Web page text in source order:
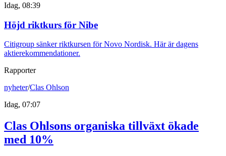
Idag, 08:39
Höjd riktkurs för Nibe
Citigroup sänker riktkursen för Novo Nordisk. Här är dagens
aktierekommendationer.
Rapporter
nyheter/Clas Ohlson
Idag, 07:07
Clas Ohlsons organiska tillväxt ökade
med 10%